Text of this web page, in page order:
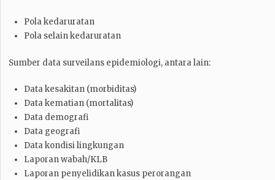
Pola kedaruratan
Pola selain kedaruratan
Sumber data surveilans epidemiologi, antara lain:
Data kesakitan (morbiditas)
Data kematian (mortalitas)
Data demografi
Data geografi
Data kondisi lingkungan
Laporan wabah/KLB
Laporan penyelidikan kasus perorangan